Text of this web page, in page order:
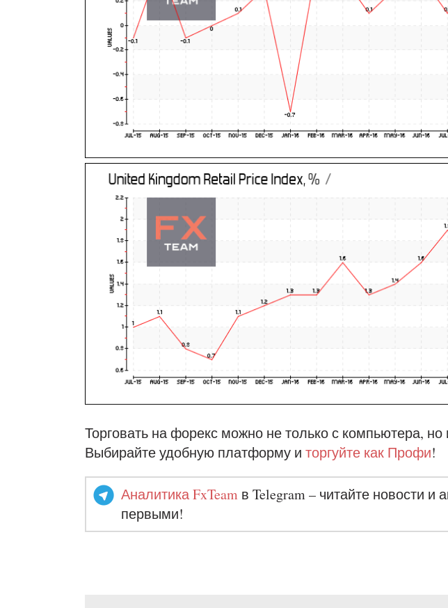
Торговать на форекс можно не только с компьютера, но
Выбирайте удобную платформу и торгуйте как Профи!
Аналитика FxTeam в Telegram – читайте новости и
первыми!